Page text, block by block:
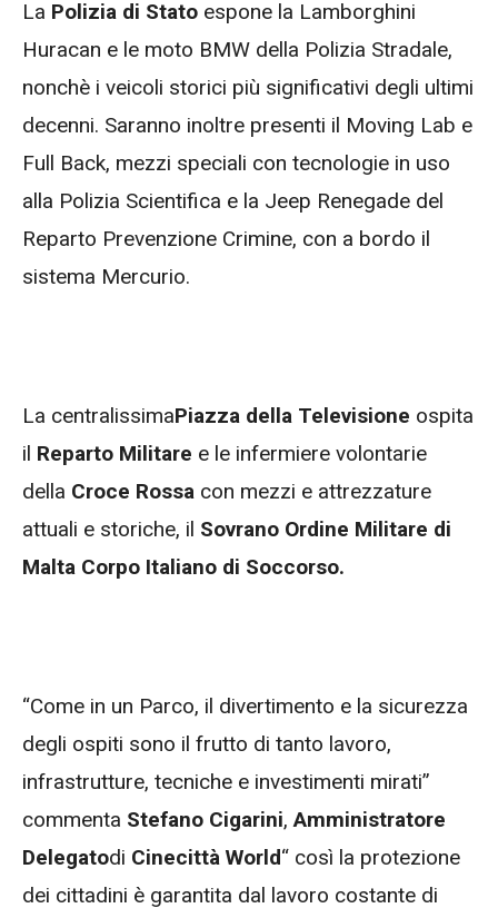
La Polizia di Stato espone la Lamborghini
Huracan e le moto BMW della Polizia Stradale,
nonchè i veicoli storici più significativi degli ultimi
decenni. Saranno inoltre presenti il Moving Lab e
Full Back, mezzi speciali con tecnologie in uso
alla Polizia Scientifica e la Jeep Renegade del
Reparto Prevenzione Crimine, con a bordo il
sistema Mercurio.
La centralissimaPiazza della Televisione ospita
il Reparto Militare e le infermiere volontarie
della Croce Rossa con mezzi e attrezzature
attuali e storiche, il Sovrano Ordine Militare di
Malta Corpo Italiano di Soccorso.
“Come in un Parco, il divertimento e la sicurezza
degli ospiti sono il frutto di tanto lavoro,
infrastrutture, tecniche e investimenti mirati”
commenta Stefano Cigarini,Amministratore
Delegatodi Cinecittà World“ così la protezione
dei cittadini è garantita dal lavoro costante di